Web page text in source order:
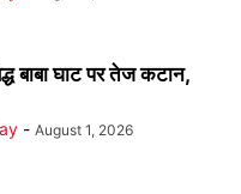
बाबा घाट पर तेज कटान,
- August 1, 2026